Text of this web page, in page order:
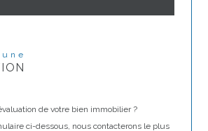
une
de votre bien immobilier ?
ci-dessous, nous contacterons le plus